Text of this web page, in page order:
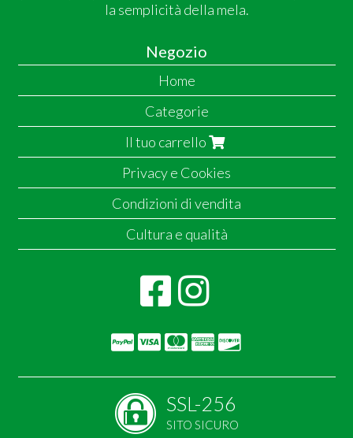
la semplicità della mela.
Negozio
Home
Categorie
Il tuo carrello
Privacy e Cookies
Condizioni di vendita
Cultura e qualità
SSL-256
SITO SICURO